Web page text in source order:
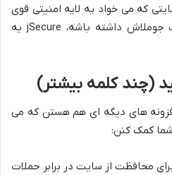
که می خواد یه لایه امنیتی قوی
و اختصاصی برای پنل مدیریت جوملاش داشته باشه، jSecure یه
(چند کلمه بیشتر)
های دیگه ای هم هستن که می
کمک کنن:
محافظت از سایت در برابر حملات